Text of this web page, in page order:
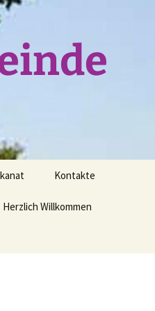
Kontakte
Herzlich Willkommen